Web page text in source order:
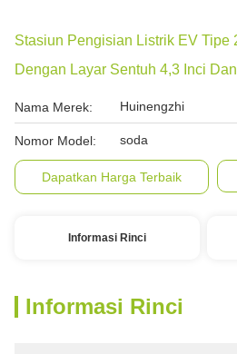
Stasiun Pengisian Listrik EV Tipe
Dengan Layar Sentuh 4,3 Inci
Nama Merek: Huinengzhi
Nomor Model: soda
Dapatkan Harga Terbaik
Informasi Rinci
Informasi Rinci